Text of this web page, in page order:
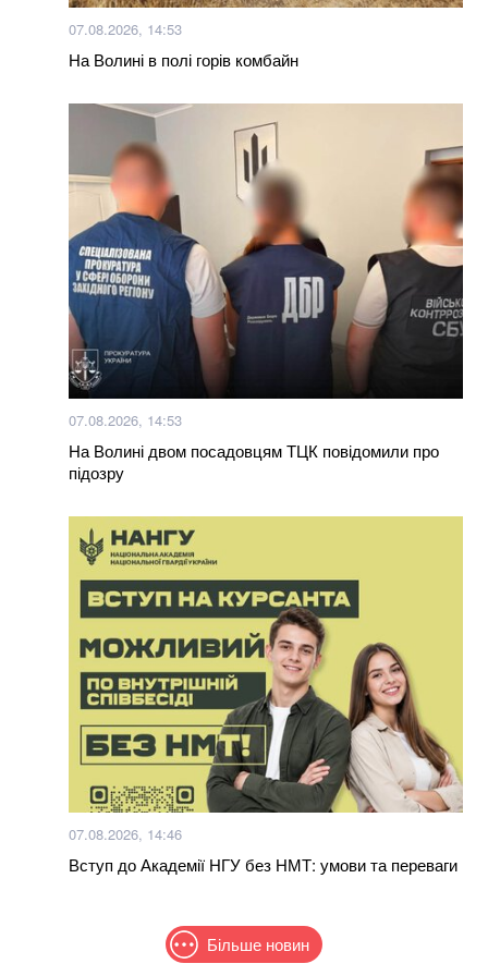
Чому Зеленський призначив Умєрова главою СЗР і
що буде далі (ФОТО)
Більше новин
07.08.2026, 14:53
На Волині в полі горів комбайн
07.08.2026, 14:53
На Волині двом посадовцям ТЦК повідомили про
підозру
07.08.2026, 14:46
Вступ до Академії НГУ без НМТ: умови та переваги
Більше новин